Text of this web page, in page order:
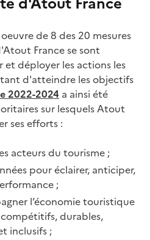
de 8 des 20 mesures
France se sont
et déployer les actions les
d'atteindre les objectifs
2022-2024 a ainsi été
sur lesquels Atout
ses efforts :
acteurs du tourisme ;
pour éclairer, anticiper,
;
l’économie touristique
durables,
inclusifs ;